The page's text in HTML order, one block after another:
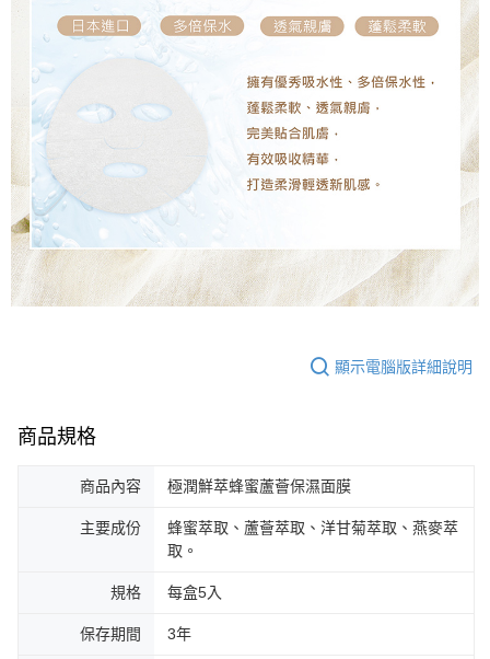
顯示電腦版詳細說明
商品規格
商品內容 極潤鮮萃蜂蜜蘆薈保濕面膜
主要成份
蜂蜜萃取、蘆薈萃取、洋甘菊萃取、燕麥萃
取。
規格 每盒5入
保存期間 3年